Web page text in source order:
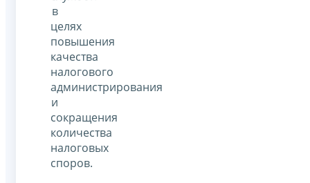
в
целях
повышения
качества
налогового
администрирования
и
сокращения
количества
налоговых
споров.